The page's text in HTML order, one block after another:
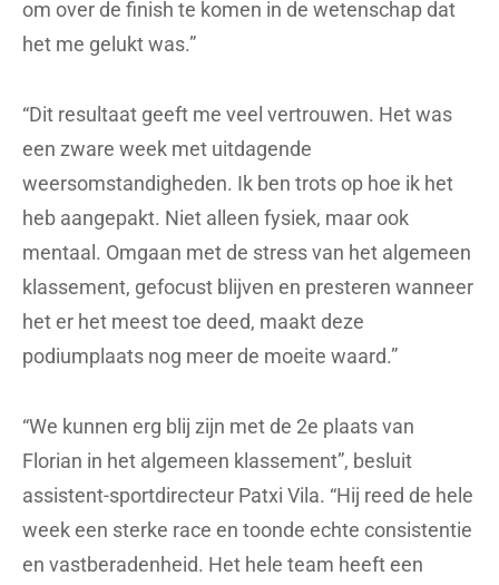
om over de finish te komen in de wetenschap dat
het me gelukt was.”
“Dit resultaat geeft me veel vertrouwen. Het was
een zware week met uitdagende
weersomstandigheden. Ik ben trots op hoe ik het
heb aangepakt. Niet alleen fysiek, maar ook
mentaal. Omgaan met de stress van het algemeen
klassement, gefocust blijven en presteren wanneer
het er het meest toe deed, maakt deze
podiumplaats nog meer de moeite waard.”
“We kunnen erg blij zijn met de 2e plaats van
Florian in het algemeen klassement”, besluit
assistent-sportdirecteur Patxi Vila. “Hij reed de hele
week een sterke race en toonde echte consistentie
en vastberadenheid. Het hele team heeft een